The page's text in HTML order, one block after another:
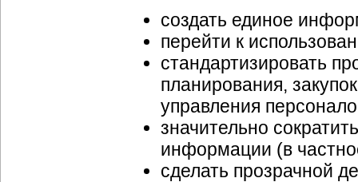
создать единое
перейти к
стандартизировать
планирования,
управления
значительно
информации (в
сделать прозрачной